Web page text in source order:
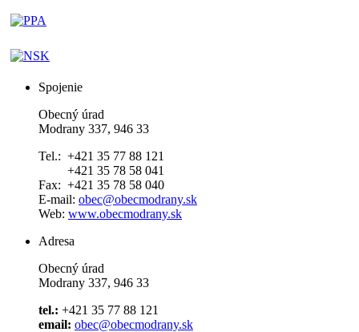
Spojenie
Obecný úrad
Modrany 337, 946 33
Tel.: +421 35 77 88 121
+421 35 78 58 041
Fax: +421 35 78 58 040
E-mail: obec@obecmodrany.sk
Web: www.obecmodrany.sk
Adresa
Obecný úrad
Modrany 337, 946 33
tel.: +421 35 77 88 121
email: obec@obecmodrany.sk